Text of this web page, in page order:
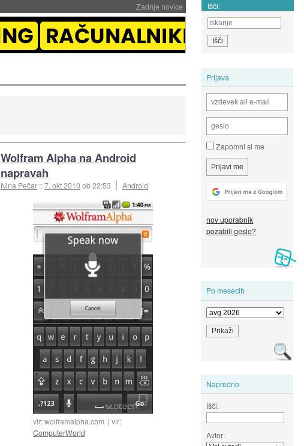
Zadnje novice Išči:
Prijava
Zapomni si me
nov uporabnik
pozabili geslo?
Po mesecih
Napredno
Išči:
Avtor:
Wolfram Alpha na Android
napravah
Nina Pečar ::7. okt 2010ob 22:53 Android
vir: wolframalpha.com
vir:
ComputerWorld